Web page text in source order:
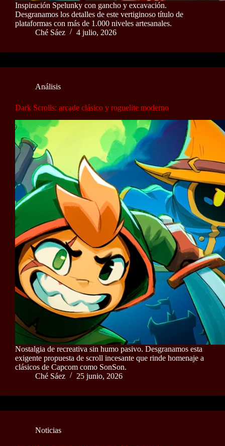
Inspiración Spelunky con gancho y excavación.
Desgranamos los detalles de este vertiginoso título de
plataformas con más de 1.000 niveles artesanales.
Ché Sáez
4 julio, 2026
Análisis
Dark Scrolls: arcade clásico y roguelite moderno
Nostalgia de recreativa sin humo pasivo. Desgranamos esta
exigente propuesta de scroll incesante que rinde homenaje a
clásicos de Capcom como SonSon.
Ché Sáez
25 junio, 2026
Noticias